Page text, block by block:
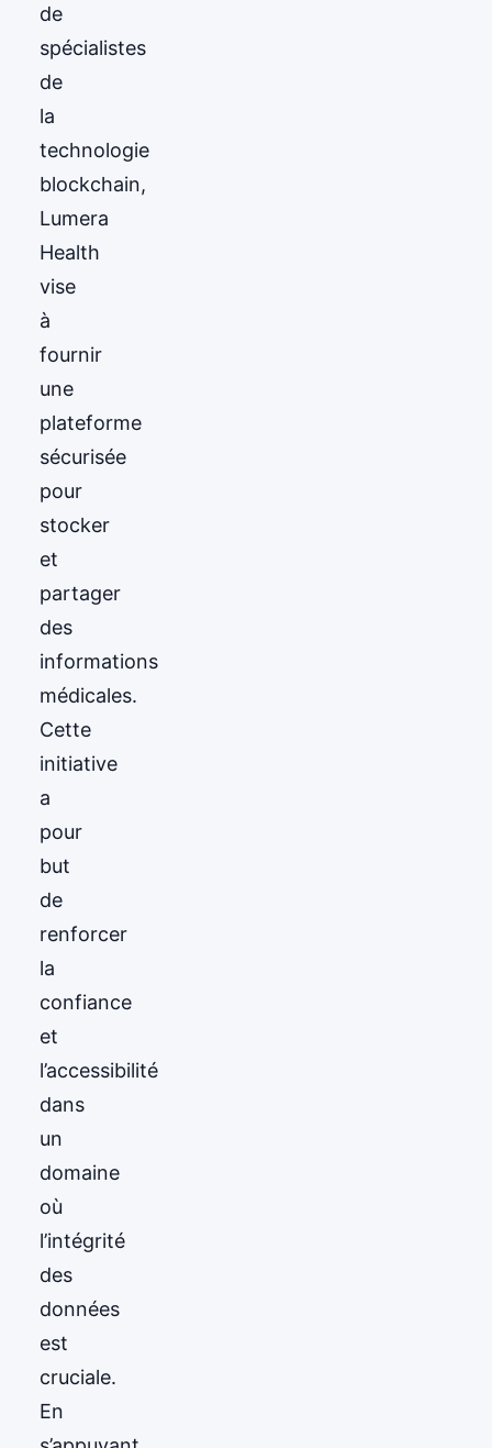
de
spécialistes
de
la
technologie
blockchain,
Lumera
Health
vise
à
fournir
une
plateforme
sécurisée
pour
stocker
et
partager
des
informations
médicales.
Cette
initiative
a
pour
but
de
renforcer
la
confiance
et
l’accessibilité
dans
un
domaine
où
l’intégrité
des
données
est
cruciale.
En